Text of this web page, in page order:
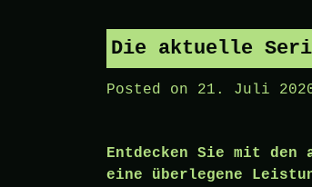
Die aktuelle
Posted on 21. Juli
Entdecken Sie mit
eine überlegene